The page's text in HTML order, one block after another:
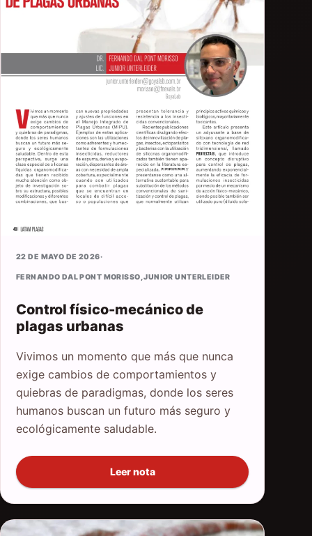
22 DE MAYO DE 2026·
FERNANDO DAL PONT MORISSO,JUNIOR UNTERLEIDER
Control físico-mecánico de
plagas urbanas
Vivimos un momento que más que nunca
exige cambios de comportamientos y
quiebras de paradigmas, donde los seres
humanos buscan un futuro más seguro y
ecológicamente saludable.
Leer nota